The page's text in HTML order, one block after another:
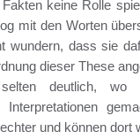
keine Rolle
mit den Worten
wundern, dass sie
dieser These
deutlich, wo
Interpretationen
und können